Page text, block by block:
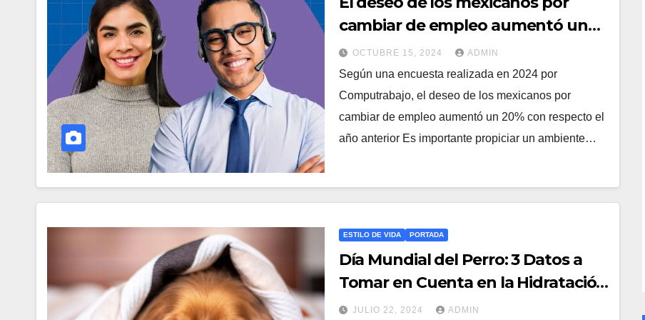
cambiar de empleo aumentó un
20%
OCTUBRE 15, 2024 ADMIN
Según una encuesta realizada en 2024 por
Computrabajo, el deseo de los mexicanos por
cambiar de empleo aumentó un 20% con respecto el
año anterior Es importante propiciar un ambiente…
ESTILO DE VIDA PORTADA
Día Mundial del Perro: 3 Datos a
Tomar en Cuenta en la Hidratación
de Nuestras Mascotas
JULIO 22, 2024 ADMIN